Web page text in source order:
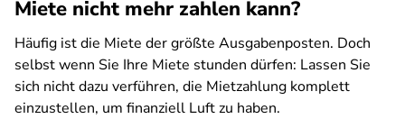
Miete nicht mehr zahlen kann?
Häufig ist die Miete der größte Ausgabenposten. Doch
selbst wenn Sie Ihre Miete stunden dürfen: Lassen Sie
sich nicht dazu verführen, die Mietzahlung komplett
einzustellen, um finanziell Luft zu haben.